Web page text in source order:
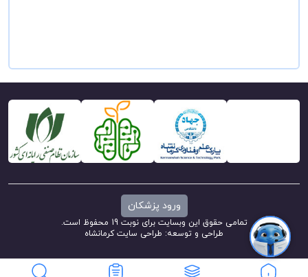
ورود پزشکان
تمامی حقوق این وبسایت برای نوبت 19 محفوظ است.
طراحی و توسعه: طراحی سایت کرمانشاه